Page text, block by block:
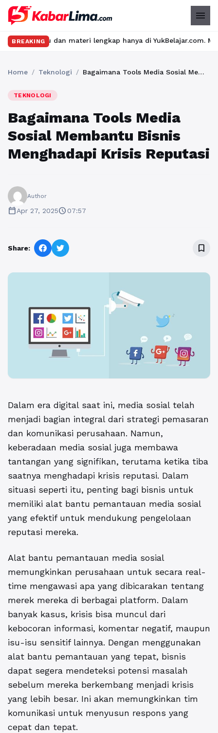
menu
BREAKING
dan materi lengkap hanya di YukBelajar.com. Mulai
Home / Teknologi / Bagaimana Tools Media Sosial Membantu Bisnis Menghadapi Krisis Reputasi
TEKNOLOGI
Bagaimana Tools Media
Sosial Membantu Bisnis
Menghadapi Krisis Reputasi
Author
calendar_todayApr 27, 2025schedule07:57
Share: bookmark_border
Dalam era digital saat ini, media sosial telah
menjadi bagian integral dari strategi pemasaran
dan komunikasi perusahaan. Namun,
keberadaan media sosial juga membawa
tantangan yang signifikan, terutama ketika tiba
saatnya menghadapi krisis reputasi. Dalam
situasi seperti itu, penting bagi bisnis untuk
memiliki alat bantu pemantauan media sosial
yang efektif untuk mendukung pengelolaan
reputasi mereka.
Alat bantu pemantauan media sosial
memungkinkan perusahaan untuk secara real-
time mengawasi apa yang dibicarakan tentang
merek mereka di berbagai platform. Dalam
banyak kasus, krisis bisa muncul dari
kebocoran informasi, komentar negatif, maupun
isu-isu sensitif lainnya. Dengan menggunakan
alat bantu pemantauan yang tepat, bisnis
dapat segera mendeteksi potensi masalah
sebelum mereka berkembang menjadi krisis
yang lebih besar. Ini akan memungkinkan tim
komunikasi untuk menyusun respons yang
cepat dan tepat.